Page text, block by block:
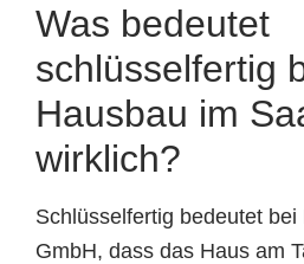
Was bedeutet
schlüsselfertig
Hausbau im
wirklich?
Schlüsselfertig bedeutet
GmbH, dass das Haus am